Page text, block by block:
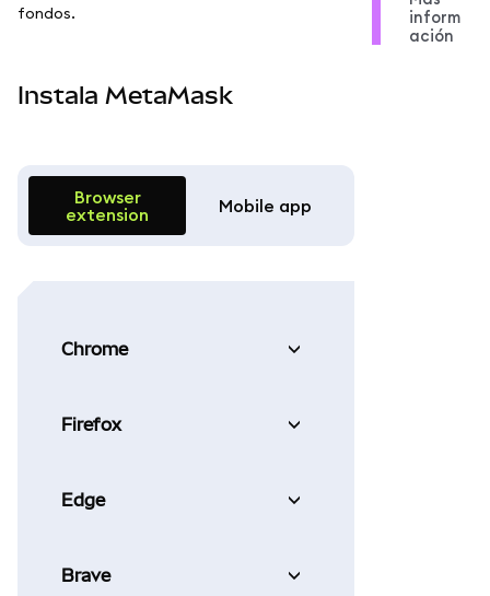
fondos.
Instala MetaMask
Browser
extension
Mobile app
Chrome
Firefox
Edge
Brave
inform
ación